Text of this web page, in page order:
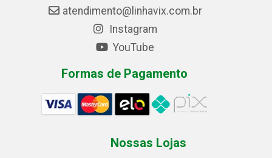
atendimento@linhavix.com.br
Instagram
YouTube
Formas de Pagamento
Nossas Lojas